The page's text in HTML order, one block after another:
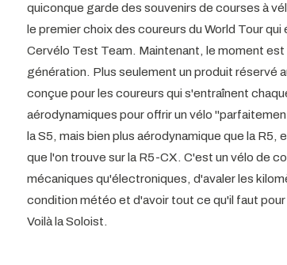
quiconque garde des souvenirs de courses à
le premier choix des coureurs du World Tour
Cervélo Test Team. Maintenant, le moment est
génération. Plus seulement un produit réservé
conçue pour les coureurs qui s'entraînent
aérodynamiques pour offrir un vélo
la S5, mais bien plus aérodynamique que la
que l'on trouve sur la R5-CX. C'est un vélo de
mécaniques qu'électroniques, d'avaler les
condition météo et d'avoir tout ce qu'il faut
Voilà la Soloist.